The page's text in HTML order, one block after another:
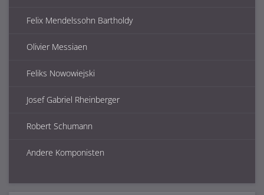
Felix Mendelssohn Bartholdy
Olivier Messiaen
Feliks Nowowiejski
Josef Gabriel Rheinberger
Robert Schumann
Andere Komponisten